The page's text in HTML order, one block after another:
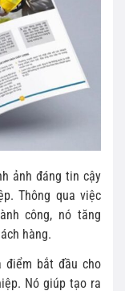
ảnh đáng tin cậy
Thông qua việc
công, nó tăng
hàng.
điểm bắt đầu cho
Nó giúp tạo ra